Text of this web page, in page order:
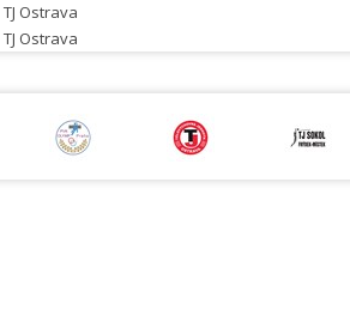
TJ Ostrava
TJ Ostrava